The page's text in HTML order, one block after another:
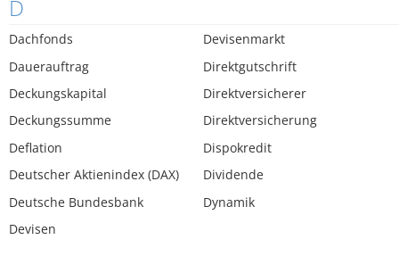
D
Dachfonds
Dauerauftrag
Deckungskapital
Deckungssumme
Deflation
Deutscher Aktienindex (DAX)
Deutsche Bundesbank
Devisen
Devisenmarkt
Direktgutschrift
Direktversicherer
Direktversicherung
Dispokredit
Dividende
Dynamik